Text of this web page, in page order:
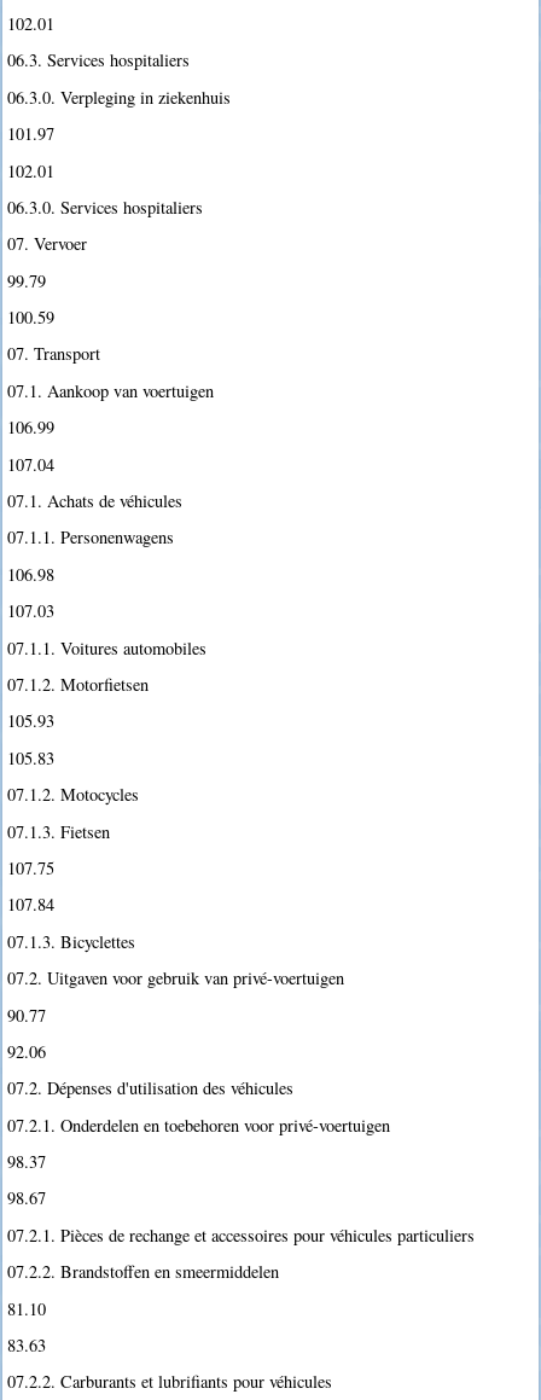
102.01
06.3. Services hospitaliers
06.3.0. Verpleging in ziekenhuis
101.97
102.01
06.3.0. Services hospitaliers
07. Vervoer
99.79
100.59
07. Transport
07.1. Aankoop van voertuigen
106.99
107.04
07.1. Achats de véhicules
07.1.1. Personenwagens
106.98
107.03
07.1.1. Voitures automobiles
07.1.2. Motorfietsen
105.93
105.83
07.1.2. Motocycles
07.1.3. Fietsen
107.75
107.84
07.1.3. Bicyclettes
07.2. Uitgaven voor gebruik van privé-voertuigen
90.77
92.06
07.2. Dépenses d'utilisation des véhicules
07.2.1. Onderdelen en toebehoren voor privé-voertuigen
98.37
98.67
07.2.1. Pièces de rechange et accessoires pour véhicules particuliers
07.2.2. Brandstoffen en smeermiddelen
81.10
83.63
07.2.2. Carburants et lubrifiants pour véhicules